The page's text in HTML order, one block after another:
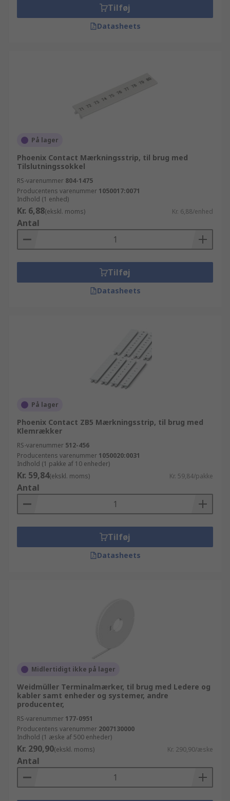
Tilføj
Datasheets
På lager
Phoenix Contact Mærkningsstrip, til brug med
Tilslutningssokkel
RS-varenummer 804-1475
Producentens varenummer 1050017:0071
Indhold (1 enhed)
Kr. 6,88(ekskl. moms) Kr. 6,88/enhed
Antal
Tilføj
Datasheets
På lager
Phoenix Contact ZB5 Mærkningsstrip, til brug med
Klemrækker
RS-varenummer 512-456
Producentens varenummer 1050020:0031
Indhold (1 pakke af 10 enheder)
Kr. 59,84(ekskl. moms) Kr. 59,84/pakke
Antal
Tilføj
Datasheets
Midlertidigt ikke på lager
Weidmüller Terminalmærker, til brug med Ledere og
kabler samt enheder og systemer, andre
producenter,
RS-varenummer 177-0951
Producentens varenummer 2007130000
Indhold (1 æske af 500 enheder)
Kr. 290,90(ekskl. moms) Kr. 290,90/æske
Antal